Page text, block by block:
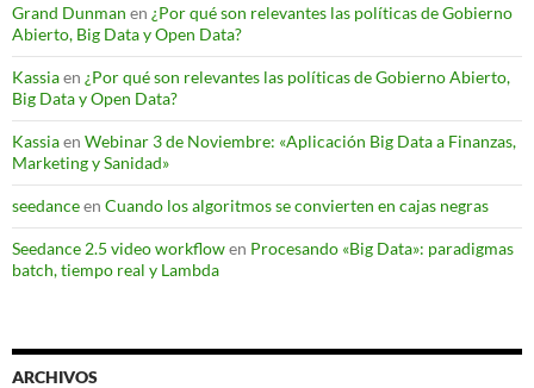
Grand Dunman en ¿Por qué son relevantes las políticas de Gobierno
Abierto, Big Data y Open Data?
Kassiaen ¿Por qué son relevantes las políticas de Gobierno Abierto,
Big Data y Open Data?
Kassiaen Webinar 3 de Noviembre: «Aplicación Big Data a Finanzas,
Marketing y Sanidad»
seedanceen Cuando los algoritmos se convierten en cajas negras
Seedance 2.5 video workflowen Procesando «Big Data»: paradigmas
batch, tiempo real y Lambda
ARCHIVOS